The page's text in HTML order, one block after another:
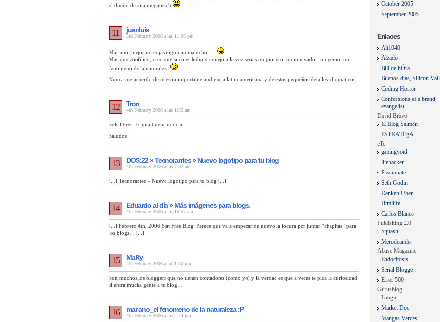
el dueño de una megapeich
juanluis
3rd February 2006 a las 11:06 pm
11
Mariano, mejor no cojas nigun animalucho ….
Mas que zoofilico, creo que si cojes buho y conejo a la vez serias un pionero, un innovador, un genio, un
fenomeno de la naturaleza
Nunca me acuerdo de nuestra importante audiencia latinoamericana y de estos pequeños detalles idiomaticos.
Tron
4th February 2006 a las 1:55 am
12
Sois libres. Es una buena noticia.
Saludos
DOS:22 » Tecnorantes » Nuevo logotipo para tu blog
4th February 2006 a las 7:32 am
13
[...] Tecnorantes » Nuevo logotipo para tu blog [...]
Eduardo al día » Más imágenes para blogs.
4th February 2006 a las 10:57 am
14
[...] Febrero 4th, 2006 Stat Free Blog: Parece que va a empezar de nuevo la locura por juntar “chapitas” para
los blogs… [...]
MaRy
4th February 2006 a las 1:30 pm
15
Son muchos los bloggers que no tienen contadores (como yo) y la verdad es que a veces te pica la curiosidad
si entra mucha gente a tu blog…
mariano_el fenomeno de la naturaleza :P
4th February 2006 a las 2:44 pm
16
October 2005
September 2005
Enlaces
Alt1040
Alzado
Bill de hÓra
Buenos días, Silicon
Coding Horror
Confessions of a brand
evangelist
David Bravo
El Blog Salmón
ESTRATEgA
eTc
gapingvoid
lifehacker
Passionate
Seth Godin
Denken Über
Htmllife
Carlos Blanco
Publishing 2.0
Squash
Merodeando
Abuse Magazine
Endocitosis
Serial Blogger
Error 500
Gurusblog
Loogic
Market Doc
Mangas Verdes